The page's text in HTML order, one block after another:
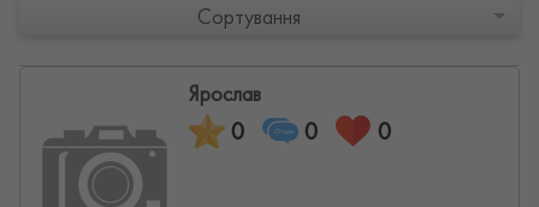
Сортування
Ярослав
0 0 0